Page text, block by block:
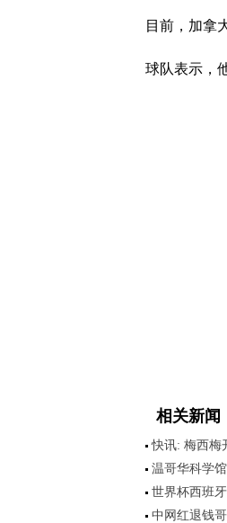
目前，加拿
球队表示，
相关新闻
快讯: 梅西梅
温哥华科学
世界杯西班
中网红退钱